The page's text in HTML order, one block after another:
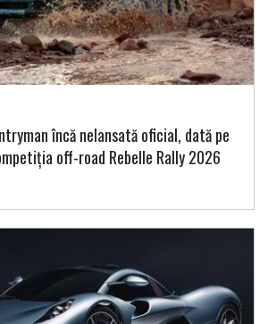
încă nelansată oficial, dată pe
off-road Rebelle Rally 2026